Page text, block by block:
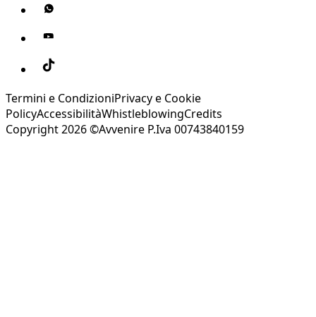
Termini e CondizioniPrivacy e Cookie
PolicyAccessibilitàWhistleblowingCredits
Copyright 2026 ©Avvenire P.Iva 00743840159